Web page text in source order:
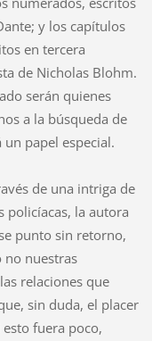
y los capítulos
en tercera
de Nicholas Blohm.
serán quienes
a la búsqueda de
papel especial.
de una intriga de
policíacas, la autora
punto sin retorno,
no nuestras
relaciones que
sin duda, el placer
fuera poco,